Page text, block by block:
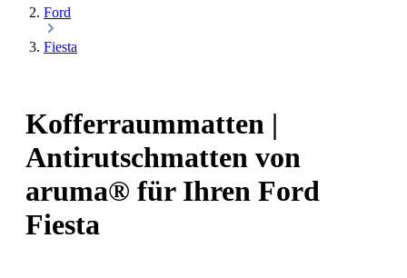
Ford
Fiesta
Kofferraummatten |
Antirutschmatten von
aruma® für Ihren Ford
Fiesta